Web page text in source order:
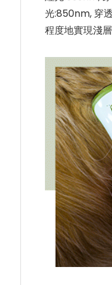
光:850nm, 穿
程度地實現淺層